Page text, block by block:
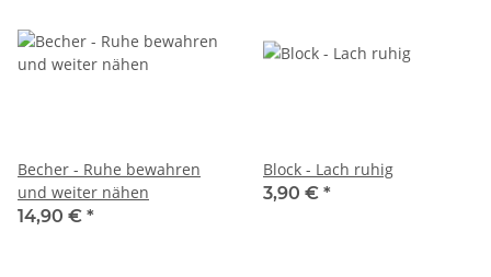
Becher - Ruhe bewahren
und weiter nähen
14,90 € *
Block - Lach ruhig
3,90 € *